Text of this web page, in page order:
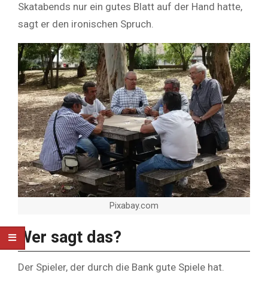
Skatabends nur ein gutes Blatt auf der Hand hatte,
sagt er den ironischen Spruch.
Pixabay.com
Wer sagt das?
Der Spieler, der durch die Bank gute Spiele hat.